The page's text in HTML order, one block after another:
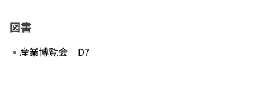
図書
産業博覧会 D7